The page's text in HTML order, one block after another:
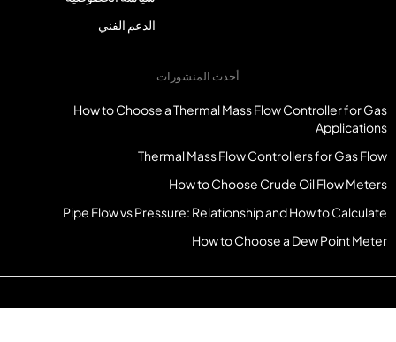
الدعم الفني
أحدث المنشورات
How to Choose a Thermal Mass Flow Controller for Gas
Applications
Thermal Mass Flow Controllers for Gas Flow
How to Choose Crude Oil Flow Meters
Pipe Flow vs Pressure: Relationship and How to Calculate
How to Choose a Dew Point Meter